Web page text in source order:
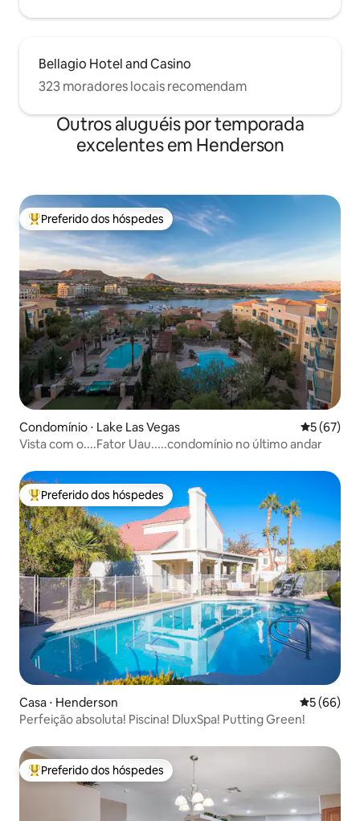
Bellagio Hotel and Casino
323 moradores locais recomendam
Outros aluguéis por temporada
excelentes em Henderson
Entre os melhores preferidos dos hóspedes
Preferido dos hóspedes
Condomínio ⋅ Lake Las Vegas 5 de uma
5 (67)
Vista com o....Fator Uau.....condomínio no último andar
Entre os melhores preferidos dos hóspedes
Preferido dos hóspedes
Casa ⋅ Henderson 5 de uma
5 (66)
Perfeição absoluta! Piscina! DluxSpa! Putting Green!
Entre os melhores preferidos dos hóspedes
Preferido dos hóspedes